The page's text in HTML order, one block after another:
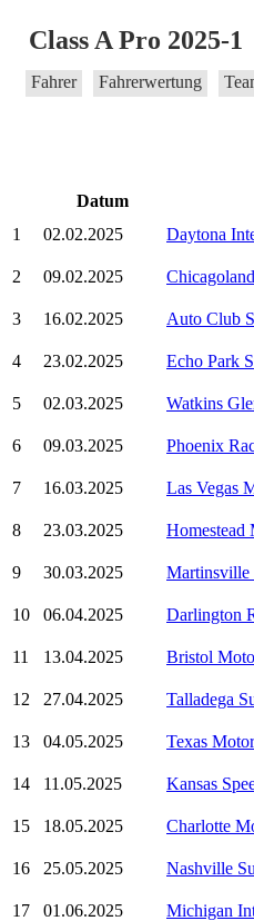
Class A Pro 2025-1
Fahrer Fahrerwertung
Datum
1
02.02.2025 Daytona
2 09.02.2025
3 16.02.2025 Auto Club
4 23.02.2025 Echo Park
5 02.03.2025 Watkins
6 09.03.2025 Phoenix
7 16.03.2025 Las Vegas
8 23.03.2025 Homestead
9 30.03.2025 Martinsville
10 06.04.2025 Darlington
11 13.04.2025 Bristol
12 27.04.2025 Talladega
13 04.05.2025 Texas
14 11.05.2025 Kansas
15 18.05.2025 Charlotte
16 25.05.2025 Nashville
17 01.06.2025 Michigan